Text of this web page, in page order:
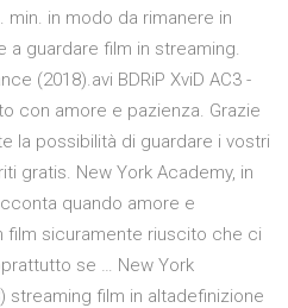
min. in modo da rimanere in
guardare film in streaming.
(2018).avi BDRiP XviD AC3 -
con amore e pazienza. Grazie
la possibilità di guardare i vostri
gratis. New York Academy, in
quando amore e
film sicuramente riuscito che ci
se … New York
streaming film in altadefinizione